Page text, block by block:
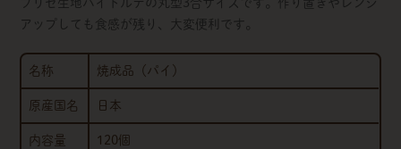
プリゼ生地パイトルテの丸型3合サイズです。作り置きやレンジ
アップしても食感が残り、大変便利です。
名称 焼成品（パイ）
原産国名 日本
内容量 120個